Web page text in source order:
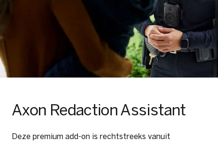
Axon Redaction Assistant
Deze premium add-on is rechtstreeks vanuit